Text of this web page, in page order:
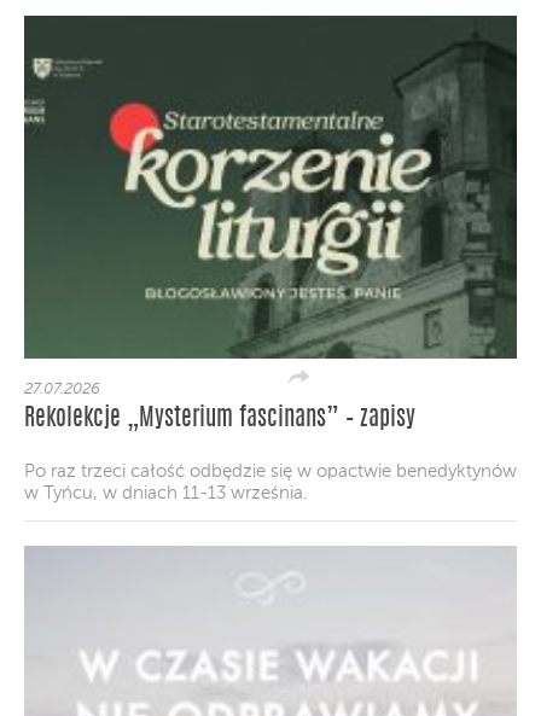
27.07.2026
Rekolekcje „Mysterium fascinans” – zapisy
Po raz trzeci całość odbędzie się w opactwie benedyktynów
w Tyńcu, w dniach 11-13 września.